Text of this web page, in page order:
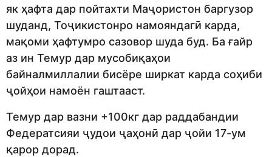
як ҳафта дар пойтахти Маҷористон баргузор
шуданд, Тоҷикистонро намояндагӣ карда,
мақоми ҳафтумро сазовор шуда буд. Ба ғайр
аз ин Темур дар мусобиқаҳои
байналмиллалии бисёре ширкат карда соҳиби
ҷойҳои намоён гаштааст.
Темур дар вазни +100кг дар раддабандии
Федератсияи ҷудои ҷаҳонӣ дар ҷойи 17-ум
қарор дорад.